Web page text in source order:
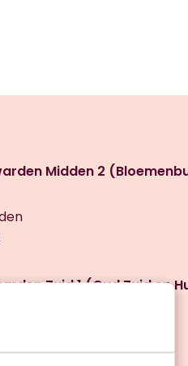
Midden 2
Zuid 1 (Oud Zuid en